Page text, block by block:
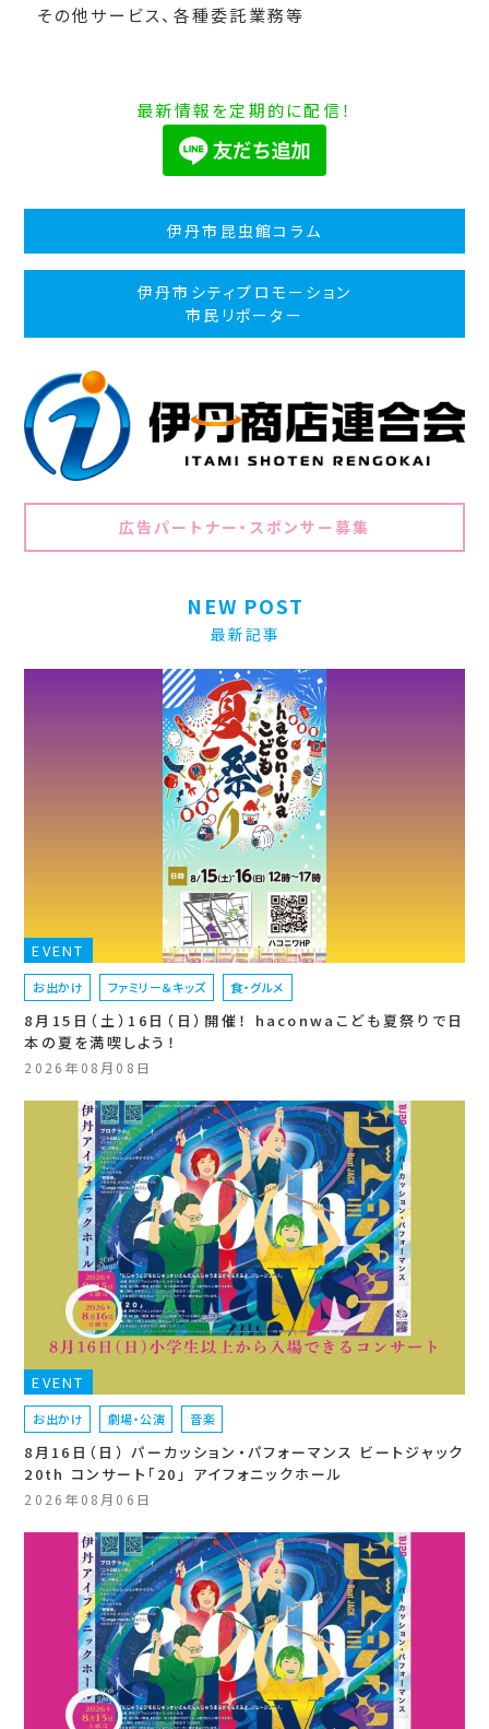
その他サービス、各種委託業務等
最新情報を定期的に配信！
伊丹市昆虫館コラム
伊丹市シティプロモーション
市民リポーター
広告パートナー・スポンサー募集
NEW POST
最新記事
EVENT
お出かけ ファミリー＆キッズ 食・グルメ
8月15日（土）16日（日）開催！ haconwaこども夏祭りで日
本の夏を満喫しよう！
2026年08月08日
EVENT
お出かけ 劇場・公演 音楽
8月16日（日） パーカッション・パフォーマンス ビートジャック
20th コンサート「20」 アイフォニックホール
2026年08月06日